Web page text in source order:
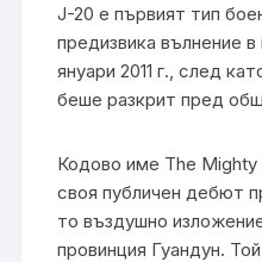
J-20 е първият тип
предизвика вълнение в
януари 2011 г., след
беше разкрит пред
Кодово име The Mighty
своя публичен дебют
то въздушно
провинция Гуандун.